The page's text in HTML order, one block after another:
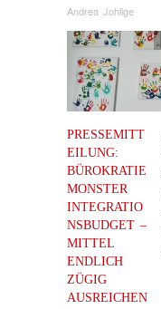
Andrea Johlige
PRESSEMITT
EILUNG:
BÜROKRATIE
MONSTER
INTEGRATIO
NSBUDGET –
MITTEL
ENDLICH
ZÜGIG
AUSREICHEN